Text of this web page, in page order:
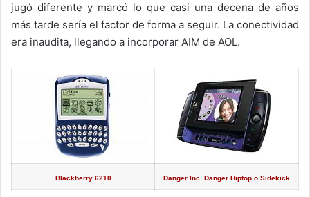
jugó diferente y marcó lo que casi una decena de años
más tarde sería el factor de forma a seguir. La conectividad
era inaudita, llegando a incorporar AIM de AOL.
Blackberry 6210 Danger Inc. Danger Hiptop o Sidekick